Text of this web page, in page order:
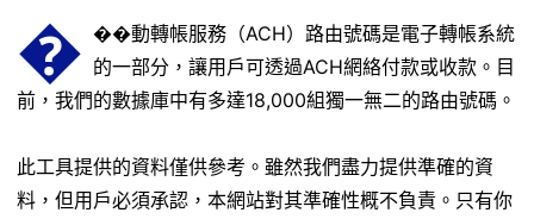
� ��動轉帳服務（ACH）路由號碼是電子轉帳系統
的一部分，讓用戶可透過ACH網絡付款或收款。目
前，我們的數據庫中有多達18,000組獨一無二的路由號碼。
此工具提供的資料僅供參考。雖然我們盡力提供準確的資
料，但用戶必須承認，本網站對其準確性概不負責。只有你